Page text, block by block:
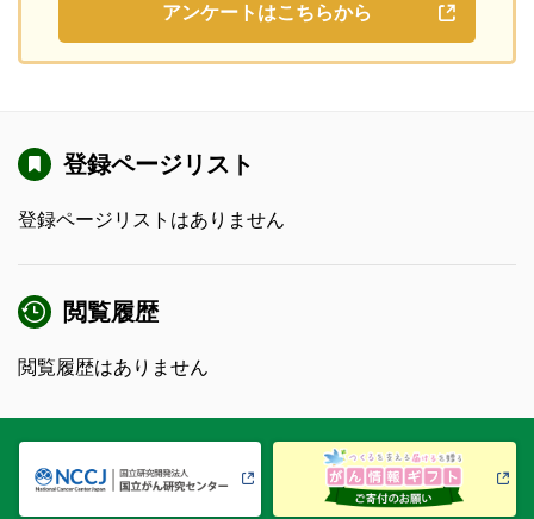
アンケートはこちらから
登録ページリスト
登録ページリストはありません
閲覧履歴
閲覧履歴はありません